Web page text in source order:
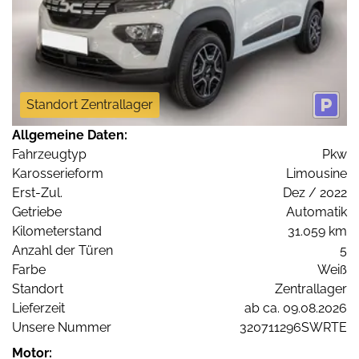
Standort Zentrallager
Allgemeine Daten:
Fahrzeugtyp
Pkw
Karosserieform
Limousine
Erst-Zul.
Dez / 2022
Getriebe
Automatik
Kilometerstand
31.059 km
Anzahl der Türen
5
Farbe
Weiß
Standort
Zentrallager
Lieferzeit
ab ca. 09.08.2026
Unsere Nummer
320711296SWRTE
Motor: